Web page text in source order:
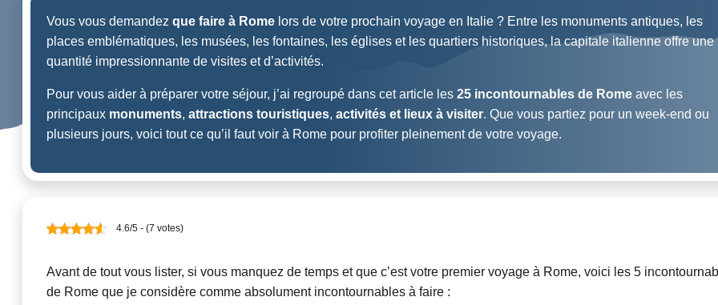
Vous vous demandez que faire à Rome lors de votre prochain voyage en Italie ? Entre les monuments antiques, les
places emblématiques, les musées, les fontaines, les églises et les quartiers historiques, la capitale italienne offre une
quantité impressionnante de visites et d’activités.
Pour vous aider à préparer votre séjour, j’ai regroupé dans cet article les 25 incontournables de Rome avec les
principaux monuments, attractions touristiques, activités et lieux à visiter. Que vous partiez pour un week-end ou
plusieurs jours, voici tout ce qu’il faut voir à Rome pour profiter pleinement de votre voyage.
4.6/5 - (7 votes)
Avant de tout vous lister, si vous manquez de temps et que c’est votre premier voyage à Rome, voici les 5
de Rome que je considère comme absolument incontournables à faire :